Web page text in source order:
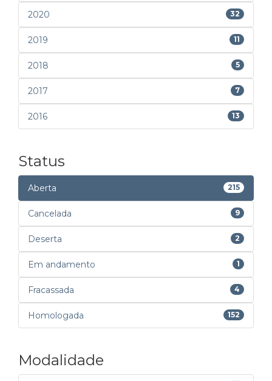
2020 32
2019 11
2018 5
2017 7
2016 13
Status
Aberta 215
Cancelada 9
Deserta 2
Em andamento 1
Fracassada 4
Homologada 152
Modalidade